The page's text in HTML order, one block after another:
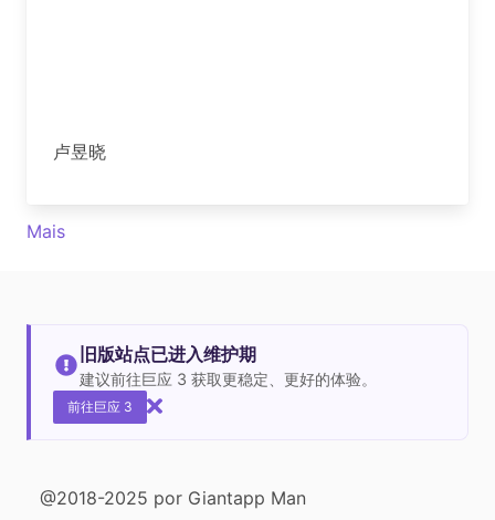
卢昱晓
Mais
旧版站点已进入维护期
建议前往巨应 3 获取更稳定、更好的体验。
前往巨应 3
@2018-2025 por Giantapp Man